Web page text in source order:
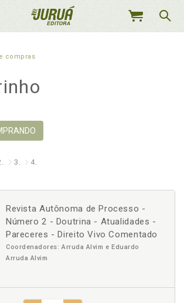
MEU
compras
3. 4.
Revista Autônoma de Processo -
Número 2 - Doutrina - Atualidades -
Pareceres - Direito Vivo Comentado
Coordenadores: Arruda Alvim e Eduardo
Arruda Alvim